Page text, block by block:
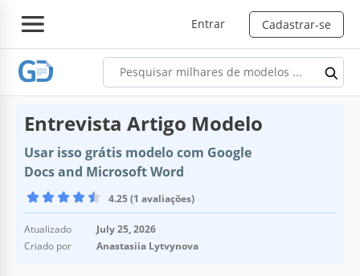
Entrar Cadastrar-se
Entrevista Artigo Modelo
Usar isso grátis modelo com Google
Docs and Microsoft Word
4.25 (1 avaliações)
Atualizado
July 25, 2026
Criado por
Anastasiia Lytvynova